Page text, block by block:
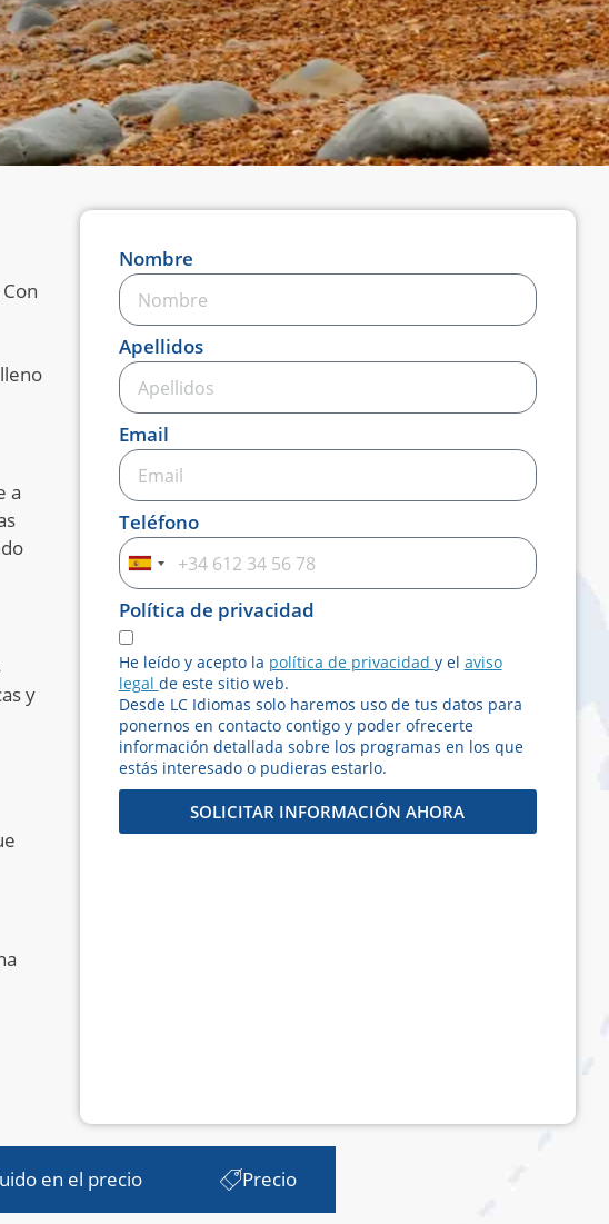
a
y
Nombre
Apellidos
Email
Teléfono
Spain
+34
Política de privacidad
He leído y acepto la política de privacidad y el aviso
legal de este sitio web.
Desde LC Idiomas solo haremos uso de tus datos para
ponernos en contacto contigo y poder ofrecerte
información detallada sobre los programas en los que
estás interesado o pudieras estarlo.
SOLICITAR INFORMACIÓN AHORA
en el precio Precio